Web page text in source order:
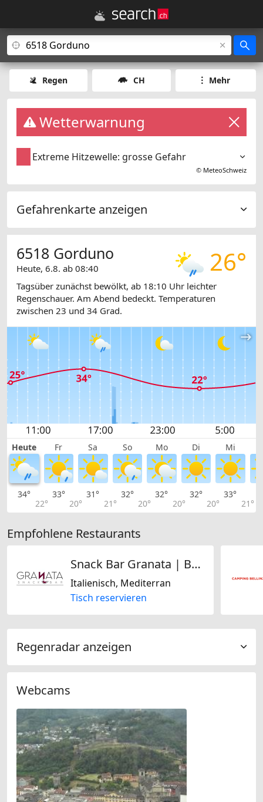
Regen CH Mehr
Wetterwarnung
Extreme Hitzewelle: grosse Gefahr
© MeteoSchweiz
Gefahrenkarte anzeigen
26°
6518 Gorduno
Heute, 6.8. ab 08:40
Tagsüber zunächst bewölkt, ab 18:10 Uhr leichter
Regenschauer. Am Abend bedeckt. Temperaturen
zwischen 23 und 34 Grad.
Heute Fr Sa So Mo Di Mi
34°
22°
33°
20°
31°
21°
32°
20°
32°
20°
32°
20°
33°
21°
Empfohlene Restaurants
Snack Bar Granata | Bellinzona
Italienisch, Mediterran
Tisch reservieren
Regenradar anzeigen
Webcams